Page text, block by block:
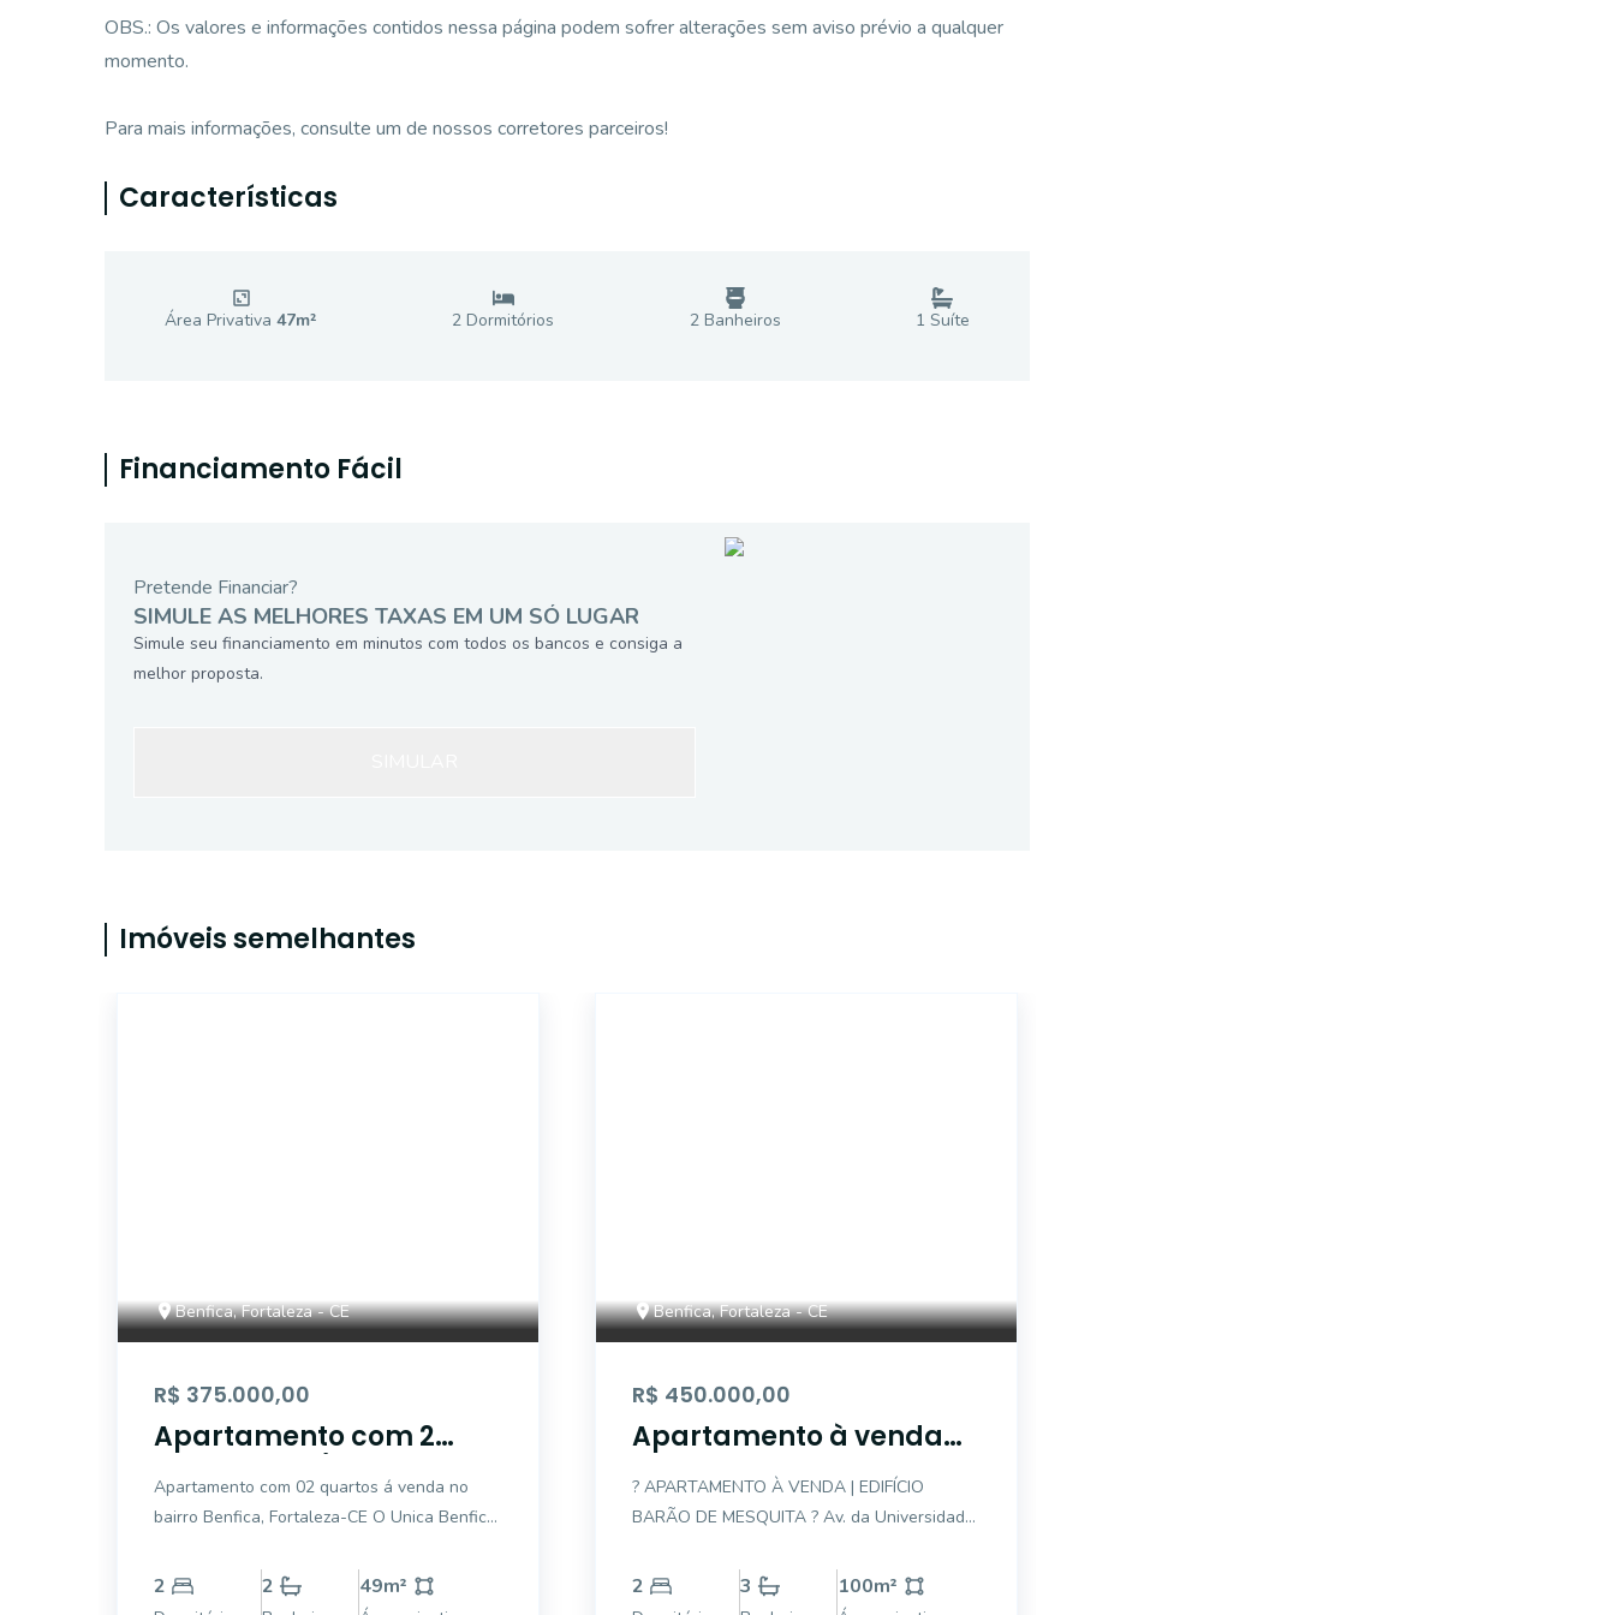
OBS.: Os valores e informações contidos nessa página podem sofrer alterações sem aviso prévio a qualquer
momento.
Para mais informações, consulte um de nossos corretores parceiros!
Características
Área Privativa 47m² 2 Dormitórios 2Banheiros 1 Suíte
Financiamento Fácil
Pretende Financiar?
SIMULE AS MELHORES TAXAS EM UM SÓ LUGAR
Simule seu financiamento em minutos com todos os bancos e consiga a
melhor proposta.
Imóveis semelhantes
Benfica, Fortaleza - CE
R$ 375.000,00
Apartamento com 2
dormitórios/quartos à
venda, 49 m² por R$
Fortaleza/CE
Apartamento com 02 quartos á venda no
bairro Benfica, Fortaleza-CE O Unica Benfica
meio de boa localização. Entre em contato e
não perca as condições especiais de
2 2 49m²
Benfica, Fortaleza - CE
R$ 450.000,00
Apartamento à venda
no Benfica, Fortaleza
? APARTAMENTO À VENDA | EDIFÍCIO
BARÃO DE MESQUITA ? Av. da Universidade,
amplo, bem localizado e com excelente
custo-benefício, esta é uma oportunidade
2 3 100m²